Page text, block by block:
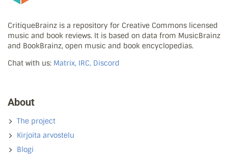
CritiqueBrainz is a repository for Creative Commons licensed
music and book reviews. It is based on data from MusicBrainz
and BookBrainz, open music and book encyclopedias.
Chat with us: Matrix, IRC, Discord
About
The project
Kirjoita arvostelu
Blogi